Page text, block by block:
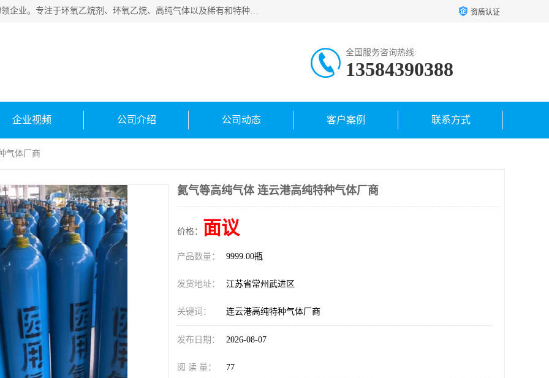
常州泳鑫气体有限公司是一家致力于为客户提供气体产品务的领企业。专注于环氧乙烷剂、环氧乙烷、高纯气体以及稀有和特种气体的研发、生产、销售和配送，产品广泛应用于医疗、电子、科研、化工、食品等多个领域。主要产品有：环氧乙烷灭菌剂，环氧乙烷，高纯氩，氮，氪，氙，氖，氘，笑，氦，氢，氧等各种稀有和特种气体。 资质认证
全国服务咨询热线:
13584390388
企业视频 公司介绍 公司动态 客户案例 联系方式
气体厂商
氦气等高纯气体 连云港高纯特种气体厂商
价格： 面议
产品数量： 9999.00瓶
发货地址： 江苏省常州武进区
关键词： 连云港高纯特种气体厂商
发布日期： 2026-08-07
阅 读 量： 77